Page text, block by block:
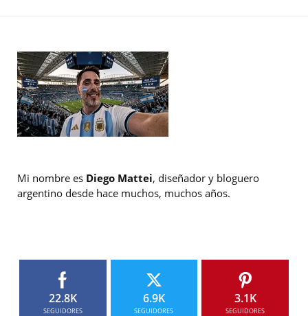
Mi nombre es Diego Mattei, diseñador y bloguero
argentino desde hace muchos, muchos años.
22.8K
SEGUIDORES
6.9K
SEGUIDORES
3.1K
SEGUIDORES